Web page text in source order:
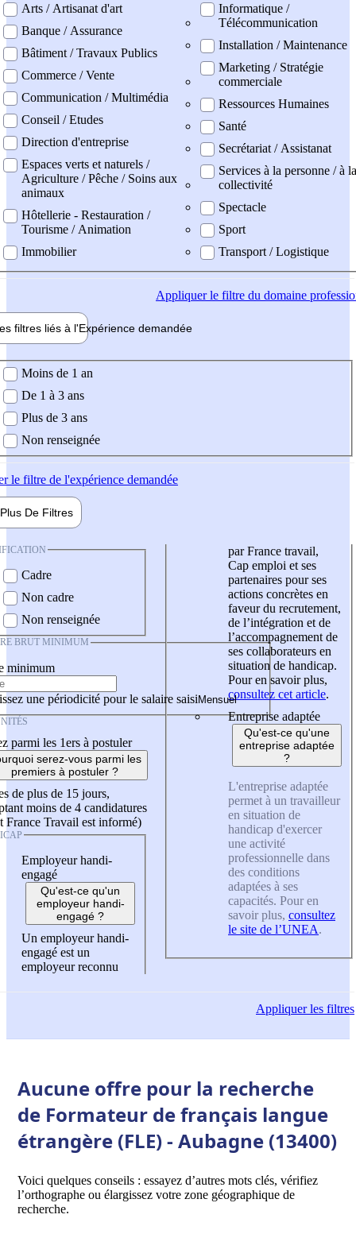
Arts / Artisanat d'art
Banque / Assurance
Bâtiment / Travaux Publics
Commerce / Vente
Communication / Multimédia
Conseil / Etudes
Direction d'entreprise
Espaces verts et naturels /
Agriculture / Pêche / Soins aux
animaux
Hôtellerie - Restauration /
Tourisme / Animation
Immobilier
Informatique /
Télécommunication
Installation / Maintenance
Marketing / Stratégie
commerciale
Ressources Humaines
Santé
Secrétariat / Assistanat
Services à la personne / à la
collectivité
Spectacle
Sport
Transport / Logistique
Appliquerle filtre du domaine
filtres liés à l'Expérience demandée
demandée
Moins de 1 an
De 1 à 3 ans
Plus de 3 ans
Non renseignée
le filtre de l'expérience demandée
Plus De Filtres
Cadre
Non cadre
Non renseignée
BRUT MINIMUM
minimum
une périodicité pour le salaire saisi
parmi les 1ers à postuler
serez-vous parmi les
premiers à postuler ?
de plus de 15 jours,
moins de 4 candidatures
France Travail est informé)
Employeur handi-
engagé
Qu'est-ce qu'un
employeur handi-
engagé ?
Un employeur handi-
engagé est un
employeur reconnu
par France travail,
Cap emploi et ses
partenaires pour ses
actions concrètes en
faveur du recrutement,
de l’intégration et de
l’accompagnement de
ses collaborateurs en
situation de handicap.
Pour en savoir plus,
consultez cet article.
Entreprise adaptée
Qu'est-ce qu'une
entreprise adaptée
?
L'entreprise adaptée
permet à un travailleur
en situation de
handicap d'exercer
une activité
professionnelle dans
des conditions
adaptées à ses
capacités. Pour en
savoir plus, consultez
le site de l’UNEA.
Appliquerles filtres
Aucune offre pour la recherche
de Formateur de français langue
étrangère (FLE) - Aubagne (13400)
Voici quelques conseils : essayez d’autres mots clés, vérifiez
l’orthographe ou élargissez votre zone géographique de
recherche.